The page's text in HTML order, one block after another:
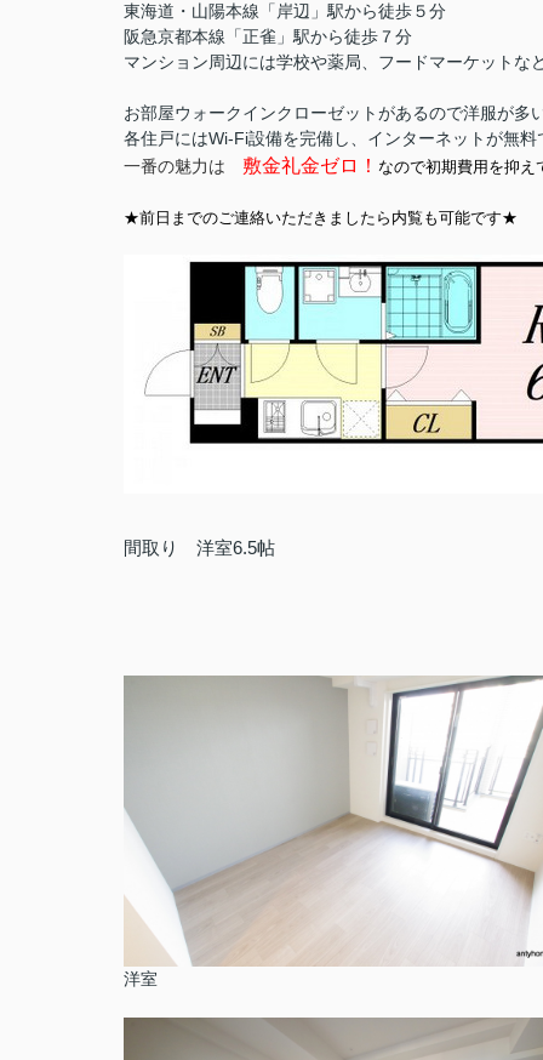
東海道・山陽本線「岸辺」駅から徒歩５分
阪急京都本線「正雀」駅から徒歩７分
マンション周辺には学校や薬局、フードマーケットな
お部屋ウォークインクローゼットがあるので洋服が多
各住戸にはWi-Fi設備を完備し、インターネットが無
一番の魅力は 敷金礼金ゼロ！ なので初期費用を抑え
★前日までのご連絡いただきましたら内覧も可能です★
間取り 洋室6.5帖
洋室